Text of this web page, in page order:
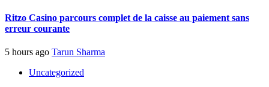
Ritzo Casino parcours complet de la caisse au paiement sans
erreur courante
5 hours ago Tarun Sharma
Uncategorized